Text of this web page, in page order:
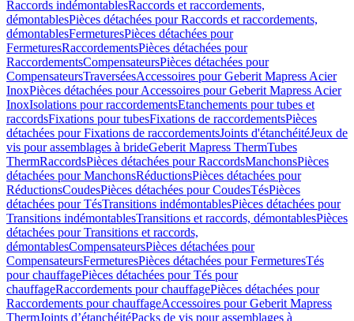
Raccords indémontablesRaccords et raccordements,
démontablesPièces détachées pour Raccords et raccordements,
démontablesFermeturesPièces détachées pour
FermeturesRaccordementsPièces détachées pour
RaccordementsCompensateursPièces détachées pour
CompensateursTraverséesAccessoires pour Geberit Mapress Acier
InoxPièces détachées pour Accessoires pour Geberit Mapress Acier
InoxIsolations pour raccordementsEtanchements pour tubes et
raccordsFixations pour tubesFixations de raccordementsPièces
détachées pour Fixations de raccordementsJoints d'étanchéitéJeux de
vis pour assemblages à brideGeberit Mapress ThermTubes
ThermRaccordsPièces détachées pour RaccordsManchonsPièces
détachées pour ManchonsRéductionsPièces détachées pour
RéductionsCoudesPièces détachées pour CoudesTésPièces
détachées pour TésTransitions indémontablesPièces détachées pour
Transitions indémontablesTransitions et raccords, démontablesPièces
détachées pour Transitions et raccords,
démontablesCompensateursPièces détachées pour
CompensateursFermeturesPièces détachées pour FermeturesTés
pour chauffagePièces détachées pour Tés pour
chauffageRaccordements pour chauffagePièces détachées pour
Raccordements pour chauffageAccessoires pour Geberit Mapress
ThermJoints d’étanchéitéPacks de vis pour assemblages à